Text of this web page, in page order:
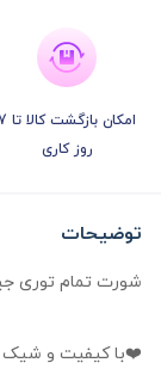
امکان
روز کاری
توضیحات
شورت تمام توری
❤️با کیفیت و شیک